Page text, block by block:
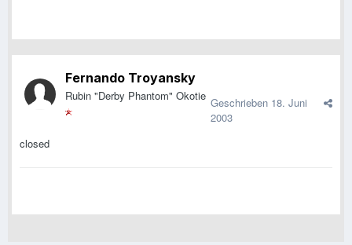
Fernando Troyansky
Rubin "Derby Phantom" Okotie Geschrieben 18. Juni
2003
closed